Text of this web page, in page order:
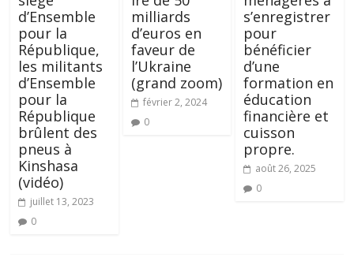
d’Ensemble
pour la
République,
les militants
d’Ensemble
pour la
République
brûlent des
pneus à
Kinshasa
(vidéo)
juillet 13, 2023
0
milliards
d’euros en
faveur de
l’Ukraine
(grand zoom)
février 2, 2024
0
s’enregistrer
pour
bénéficier
d’une
formation en
éducation
financière et
cuisson
propre.
août 26, 2025
0